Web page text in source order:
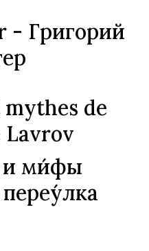
- Григорий
mythes de
Lavrov
и ми́фы